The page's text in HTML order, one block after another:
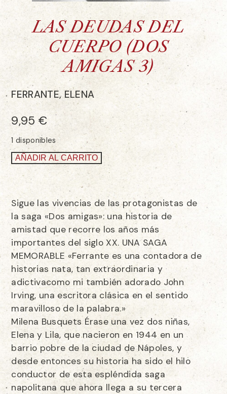
LAS DEUDAS DEL
CUERPO (DOS
AMIGAS 3)
FERRANTE, ELENA
9,95€
1 disponibles
AÑADIR AL CARRITO
Sigue las vivencias de las protagonistas de
la saga «Dos amigas»: una historia de
amistad que recorre los años más
importantes del siglo XX. UNA SAGA
MEMORABLE «Ferrante es una contadora de
historias nata, tan extraordinaria y
adictivacomo mi también adorado John
Irving, una escritora clásica en el sentido
maravilloso de la palabra.»
Milena Busquets Érase una vez dos niñas,
Elena y Lila, que nacieron en 1944 en un
barrio pobre de la ciudad de Nápoles, y
desde entonces su historia ha sido el hilo
conductor de esta espléndida saga
napolitana que ahora llega a su tercera